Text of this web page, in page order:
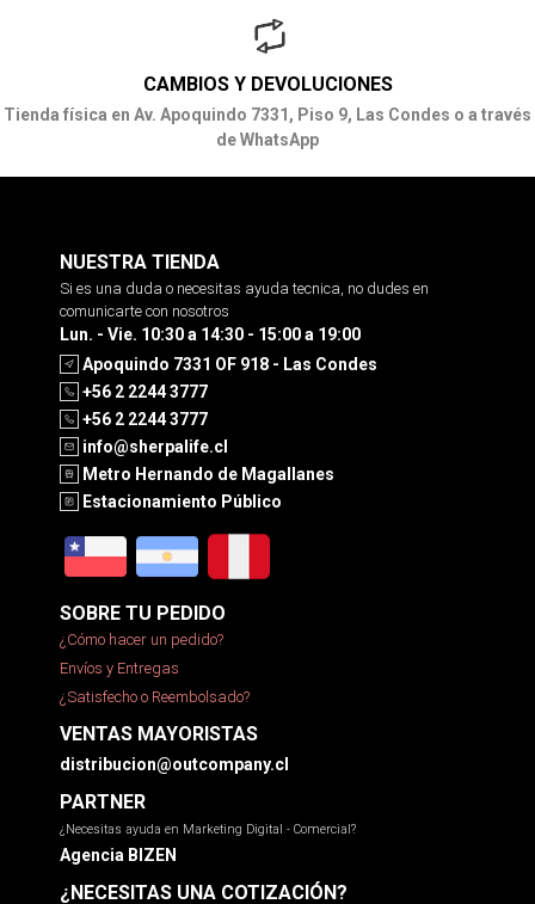
CAMBIOS Y DEVOLUCIONES
Tienda física en Av. Apoquindo 7331, Piso 9, Las Condes o a través
de WhatsApp
NUESTRA TIENDA
Si es una duda o necesitas ayuda tecnica, no dudes en
comunicarte con nosotros
Lun. - Vie. 10:30 a 14:30 - 15:00 a 19:00
Apoquindo 7331 OF 918 - Las Condes
+56 2 2244 3777
+56 2 2244 3777
info@sherpalife.cl
Metro Hernando de Magallanes
Estacionamiento Público
SOBRE TU PEDIDO
¿Cómo hacer un pedido?
Envíos y Entregas
¿Satisfecho o Reembolsado?
VENTAS MAYORISTAS
distribucion@outcompany.cl
PARTNER
¿Necesitas ayuda en Marketing Digital - Comercial?
Agencia BIZEN
¿NECESITAS UNA COTIZACIÓN?